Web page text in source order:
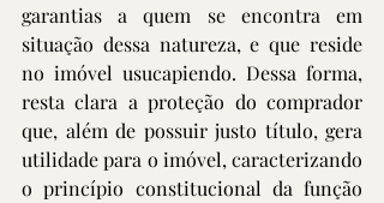
garantias a quem se encontra em
situação dessa natureza, e que reside
no imóvel usucapiendo. Dessa forma,
resta clara a proteção do comprador
que, além de possuir justo título, gera
utilidade para o imóvel, caracterizando
o princípio constitucional da função